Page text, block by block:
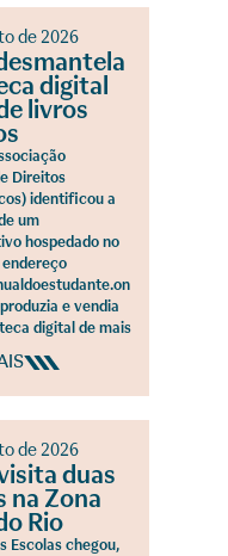
de 2026
digital
livros
Direitos
identificou a
um
hospedado no
e vendia
digital de mais
de 2026
duas
na Zona
Rio
Escolas chegou,